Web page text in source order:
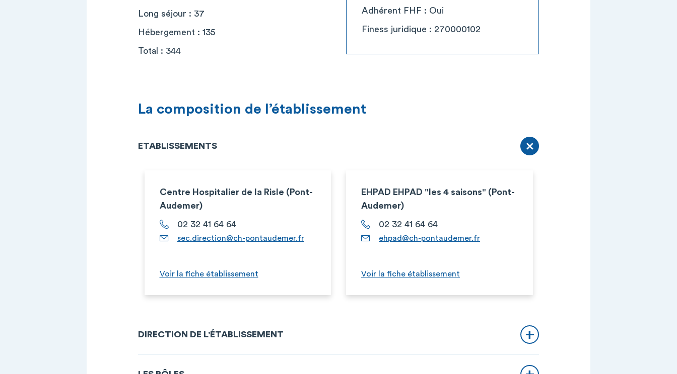
Long séjour : 37
Hébergement : 135
Total : 344
Adhérent FHF : Oui
Finess juridique : 270000102
La composition de l’établissement
ETABLISSEMENTS
Centre Hospitalier de la Risle (Pont-
Audemer)
02 32 41 64 64
sec.direction@ch-pontaudemer.fr
Voir la fiche établissement
EHPAD EHPAD "les 4 saisons" (Pont-
Audemer)
02 32 41 64 64
ehpad@ch-pontaudemer.fr
Voir la fiche établissement
DIRECTION DE L'ÉTABLISSEMENT